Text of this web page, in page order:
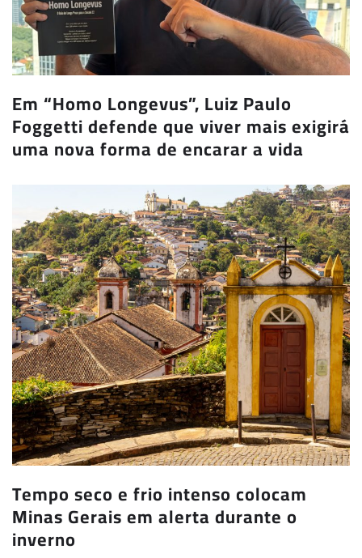
Em “Homo Longevus”, Luiz Paulo
Foggetti defende que viver mais exigirá
uma nova forma de encarar a vida
Tempo seco e frio intenso colocam
Minas Gerais em alerta durante o
inverno